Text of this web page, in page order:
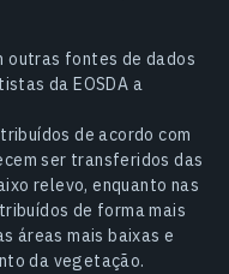
outras fontes de dados
da EOSDA a
de acordo com
ser transferidos das
relevo, enquanto nas
de forma mais
áreas mais baixas e
da vegetação.